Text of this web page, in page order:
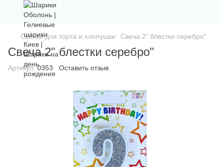
Свечки для торта и хлопушки Свеча 2" блестки серебро"
Свеча 2" блестки серебро"
Артикул:0353 Оставить отзыв